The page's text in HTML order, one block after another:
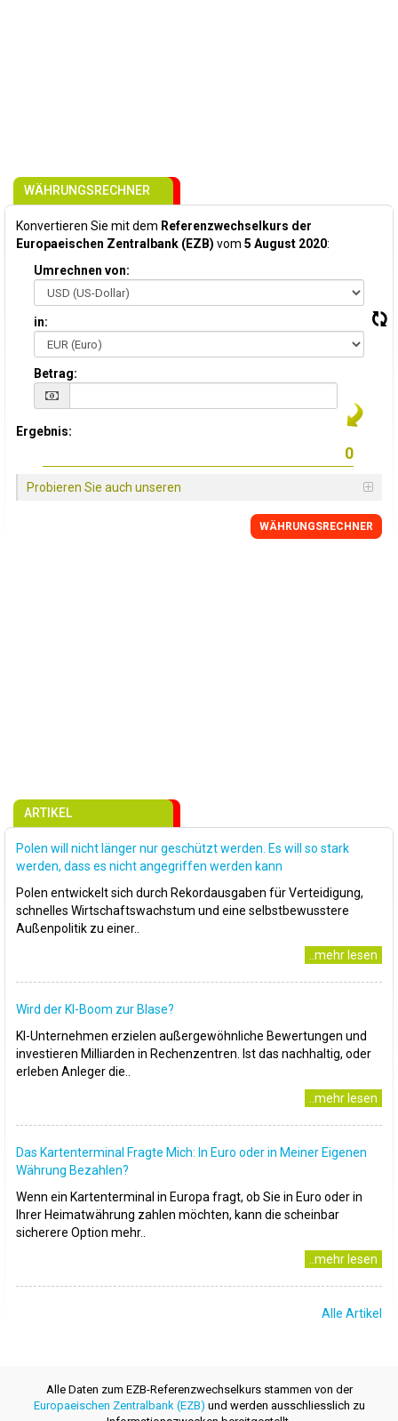
WÄHRUNGSRECHNER
Konvertieren Sie mit dem Referenzwechselkurs der
Europaeischen Zentralbank (EZB) vom 5 August 2020:
Umrechnen von:
in:
Betrag:
Ergebnis:
Probieren Sie auch unseren
WÄHRUNGSRECHNER
ARTIKEL
Polen will nicht länger nur geschützt werden. Es will so stark
werden, dass es nicht angegriffen werden kann
Polen entwickelt sich durch Rekordausgaben für Verteidigung,
schnelles Wirtschaftswachstum und eine selbstbewusstere
Außenpolitik zu einer..
..mehr lesen
Wird der KI-Boom zur Blase?
KI-Unternehmen erzielen außergewöhnliche Bewertungen und
investieren Milliarden in Rechenzentren. Ist das nachhaltig, oder
erleben Anleger die..
..mehr lesen
Das Kartenterminal Fragte Mich: In Euro oder in Meiner Eigenen
Währung Bezahlen?
Wenn ein Kartenterminal in Europa fragt, ob Sie in Euro oder in
Ihrer Heimatwährung zahlen möchten, kann die scheinbar
sicherere Option mehr..
..mehr lesen
Alle Artikel
Alle Daten zum EZB-Referenzwechselkurs stammen von der
Europaeischen Zentralbank (EZB) und werden ausschliesslich zu